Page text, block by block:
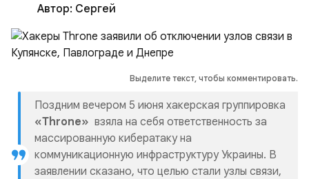
Автор: Сергей
Выделите текст, чтобы комментировать.
Поздним вечером 5 июня хакерская группировка
«Throne» взяла на себя ответственность за
массированную кибератаку на
коммуникационную инфраструктуру Украины. В
заявлении сказано, что целью стали узлы связи,